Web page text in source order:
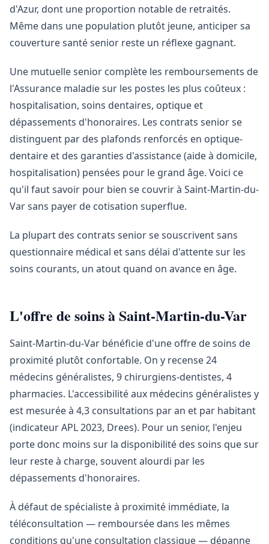
d'Azur, dont une proportion notable de retraités.
Même dans une population plutôt jeune, anticiper sa
couverture santé senior reste un réflexe gagnant.
Une mutuelle senior complète les remboursements de
l'Assurance maladie sur les postes les plus coûteux :
hospitalisation, soins dentaires, optique et
dépassements d'honoraires. Les contrats senior se
distinguent par des plafonds renforcés en optique-
dentaire et des garanties d'assistance (aide à domicile,
hospitalisation) pensées pour le grand âge. Voici ce
qu'il faut savoir pour bien se couvrir à Saint-Martin-du-
Var sans payer de cotisation superflue.
La plupart des contrats senior se souscrivent sans
questionnaire médical et sans délai d'attente sur les
soins courants, un atout quand on avance en âge.
L'offre de soins à Saint-Martin-du-Var
Saint-Martin-du-Var bénéficie d'une offre de soins de
proximité plutôt confortable. On y recense 24
médecins généralistes, 9 chirurgiens-dentistes, 4
pharmacies. L'accessibilité aux médecins généralistes y
est mesurée à 4,3 consultations par an et par habitant
(indicateur APL 2023, Drees). Pour un senior, l'enjeu
porte donc moins sur la disponibilité des soins que sur
leur reste à charge, souvent alourdi par les
dépassements d'honoraires.
À défaut de spécialiste à proximité immédiate, la
téléconsultation — remboursée dans les mêmes
conditions qu'une consultation classique — dépanne